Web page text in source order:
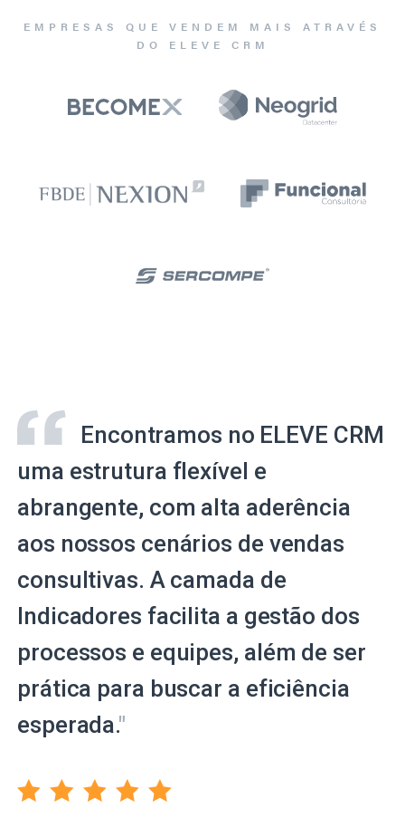
EMPRESAS QUE VENDEM MAIS ATRAVÉS
DO ELEVE CRM
Encontramos no ELEVE CRM
uma estrutura flexível e
abrangente, com alta aderência
aos nossos cenários de vendas
consultivas. A camada de
Indicadores facilita a gestão dos
processos e equipes, além de ser
prática para buscar a eficiência
esperada."